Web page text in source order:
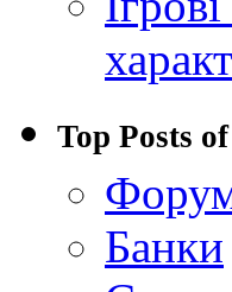
Top Posts
Банки